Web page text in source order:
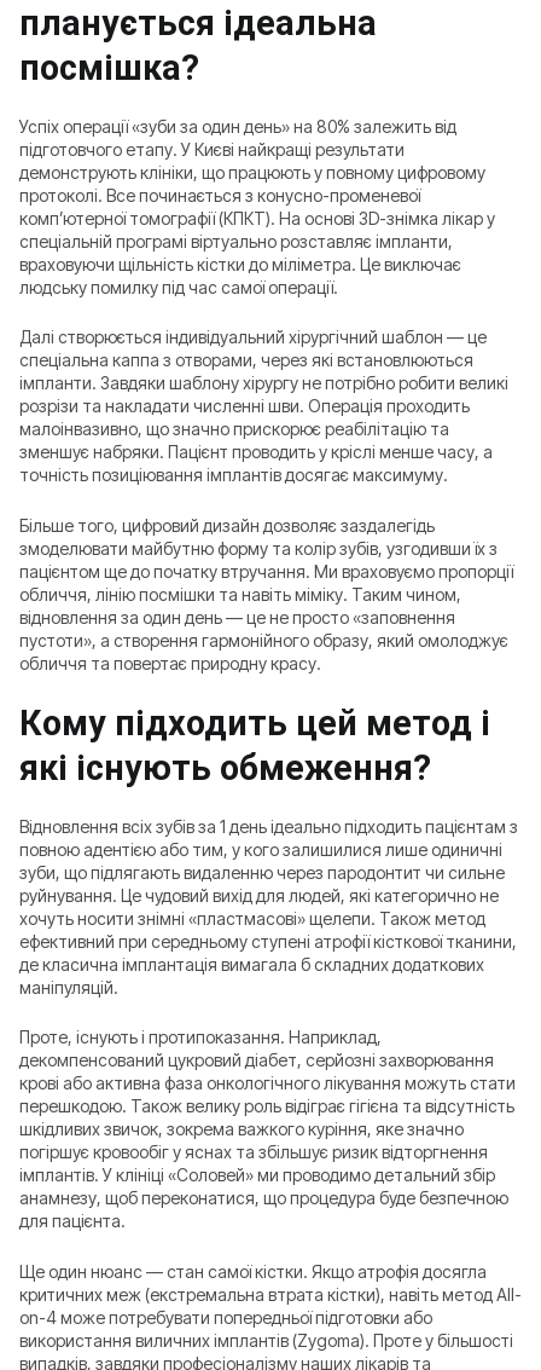
планується ідеальна
посмішка?
Успіх операції «зуби за один день» на 80% залежить від
підготовчого етапу. У Києві найкращі результати
демонструють клініки, що працюють у повному цифровому
протоколі. Все починається з конусно-променевої
комп’ютерної томографії (КПКТ). На основі 3D-знімка лікар у
спеціальній програмі віртуально розставляє імпланти,
враховуючи щільність кістки до міліметра. Це виключає
людську помилку під час самої операції.
Далі створюється індивідуальний хірургічний шаблон — це
спеціальна каппа з отворами, через які встановлюються
імпланти. Завдяки шаблону хірургу не потрібно робити великі
розрізи та накладати численні шви. Операція проходить
малоінвазивно, що значно прискорює реабілітацію та
зменшує набряки. Пацієнт проводить у кріслі менше часу, а
точність позиціювання імплантів досягає максимуму.
Більше того, цифровий дизайн дозволяє заздалегідь
змоделювати майбутню форму та колір зубів, узгодивши їх з
пацієнтом ще до початку втручання. Ми враховуємо пропорції
обличчя, лінію посмішки та навіть міміку. Таким чином,
відновлення за один день — це не просто «заповнення
пустоти», а створення гармонійного образу, який омолоджує
обличчя та повертає природну красу.
Кому підходить цей метод і
які існують обмеження?
Відновлення всіх зубів за 1 день ідеально підходить пацієнтам з
повною адентією або тим, у кого залишилися лише одиничні
зуби, що підлягають видаленню через пародонтит чи сильне
руйнування. Це чудовий вихід для людей, які категорично не
хочуть носити знімні «пластмасові» щелепи. Також метод
ефективний при середньому ступені атрофії кісткової тканини,
де класична імплантація вимагала б складних додаткових
маніпуляцій.
Проте, існують і протипоказання. Наприклад,
декомпенсований цукровий діабет, серйозні захворювання
крові або активна фаза онкологічного лікування можуть стати
перешкодою. Також велику роль відіграє гігієна та відсутність
шкідливих звичок, зокрема важкого куріння, яке значно
погіршує кровообіг у яснах та збільшує ризик відторгнення
імплантів. У клініці «Соловей» ми проводимо детальний збір
анамнезу, щоб переконатися, що процедура буде безпечною
для пацієнта.
Ще один нюанс — стан самої кістки. Якщо атрофія досягла
критичних меж (екстремальна втрата кістки), навіть метод All-
on-4 може потребувати попередньої підготовки або
використання виличних імплантів (Zygoma). Проте у більшості
випадків, завдяки професіоналізму наших лікарів та